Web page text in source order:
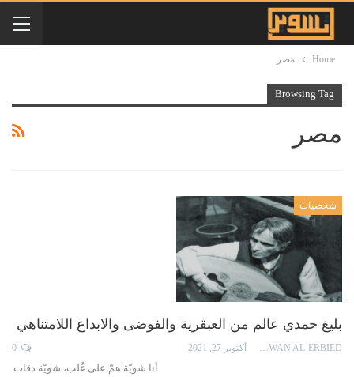
Home مصر
Browsing Tag
مصر
شخصيات
بليغ حمدي عالم من العبقرية والفوضى والابداع اللامتناهي
RAWAN AL-ERBIED أكتوبر 27, 2021
أنا شويّة همّ على غُلب، شويّة دقات